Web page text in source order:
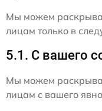
Мы можем
лицам только в
5.1. С вашего
Мы можем
лицам с вашего